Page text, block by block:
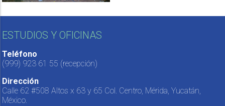
ESTUDIOS Y OFICINAS
Teléfono
(999) 923 61 55 (recepción)
Dirección
Calle 62 #508 Altos x 63 y 65 Col. Centro, Mérida, Yucatán,
México.